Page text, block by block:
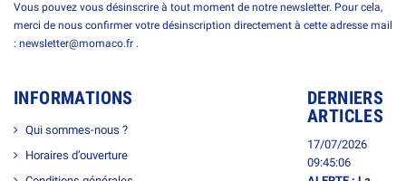
Vous pouvez vous désinscrire à tout moment de notre newsletter. Pour cela,
merci de nous confirmer votre désinscription directement à cette adresse mail
: newsletter@momaco.fr .
INFORMATIONS
Qui sommes-nous ?
Horaires d’ouverture
DERNIERS
ARTICLES
17/07/2026
09:45:06